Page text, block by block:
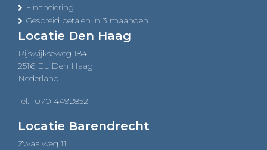
Financiering
Gespreid betalen in 3 maanden
Locatie Den Haag
Rijswijkseweg 184
2516 EL Den Haag
Nederland
Tel: 070 4492852
Locatie Barendrecht
Zwaalweg 11